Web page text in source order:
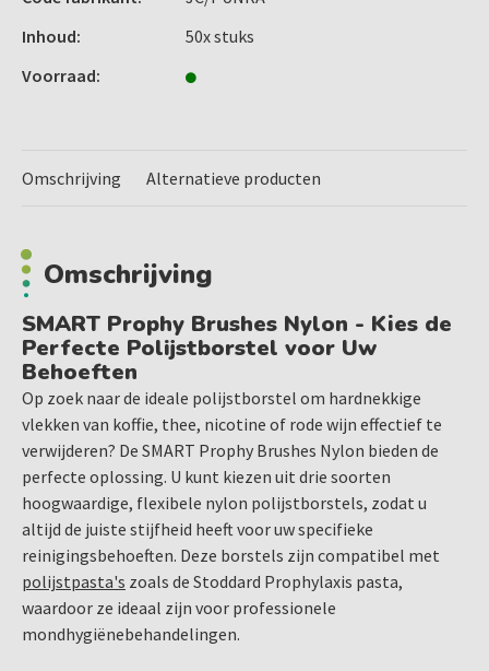
Prophylaxis
RA fitting, geschikt voor professioneel gebruik
Inhoud:
50x stuks
Voorraad:
Omschrijving Alternatieve producten
Omschrijving
SMART Prophy Brushes Nylon - Kies de
Perfecte Polijstborstel voor Uw
Behoeften
Op zoek naar de ideale polijstborstel om hardnekkige
vlekken van koffie, thee, nicotine of rode wijn effectief te
verwijderen? De SMART Prophy Brushes Nylon bieden de
perfecte oplossing. U kunt kiezen uit drie soorten
hoogwaardige, flexibele nylon polijstborstels, zodat u
altijd de juiste stijfheid heeft voor uw specifieke
reinigingsbehoeften. Deze borstels zijn compatibel met
polijstpasta's zoals de Stoddard Prophylaxis pasta,
waardoor ze ideaal zijn voor professionele
mondhygiënebehandelingen.